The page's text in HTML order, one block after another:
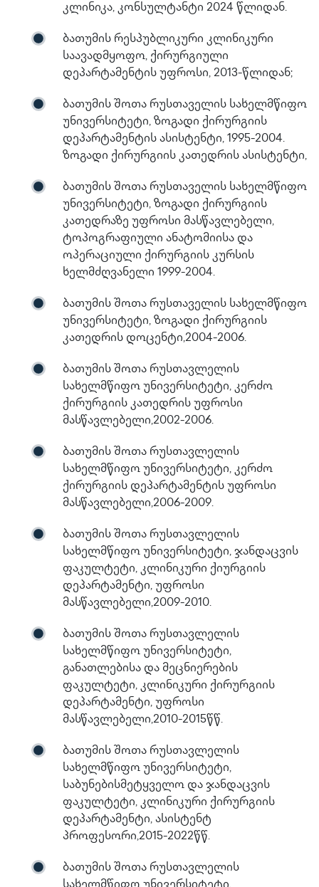
კლინიკა, კონსულტანტი 2024 წლიდან.
ბათუმის რესპუბლიკური კლინიკური
საავადმყოფო, ქირურგიული
დეპარტამენტის უფროსი, 2013-წლიდან;
ბათუმის შოთა რუსთაველის სახელმწიფო
უნივერსიტეტი, ზოგადი ქირურგიის
დეპარტამენტის ასისტენტი, 1995-2004.
ზოგადი ქირურგიის კათედრის ასისტენტი,
ბათუმის შოთა რუსთაველის სახელმწიფო
უნივერსიტეტი, ზოგადი ქირურგიის
კათედრაზე უფროსი მასწავლებელი,
ტოპოგრაფიული ანატომიისა და
ოპერაციული ქირურგიის კურსის
ხელმძღვანელი 1999-2004.
ბათუმის შოთა რუსთაველის სახელმწიფო
უნივერსიტეტი, ზოგადი ქირურგიის
კათედრის დოცენტი,2004-2006.
ბათუმის შოთა რუსთავლელის
სახელმწიფო უნივერსიტეტი, კერძო
ქირურგიის კათედრის უფროსი
მასწავლებელი,2002-2006.
ბათუმის შოთა რუსთავლელის
სახელმწიფო უნივერსიტეტი, კერძო
ქირურგიის დეპარტამენტის უფროსი
მასწავლებელი,2006-2009.
ბათუმის შოთა რუსთავლელის
სახელმწიფო უნივერსიტეტი, ჯანდაცვის
ფაკულტეტი, კლინიკური ქიურგიის
დეპარტამენტი, უფროსი
მასწავლებელი,2009-2010.
ბათუმის შოთა რუსთავლელის
სახელმწიფო უნივერსიტეტი,
განათლებისა და მეცნიერების
ფაკულტეტი, კლინიკური ქირურგიის
დეპარტამენტი, უფროსი
მასწავლებელი,2010-2015წწ.
ბათუმის შოთა რუსთავლელის
სახელმწიფო უნივერსიტეტი,
საბუნებისმეტყველო და ჯანდაცვის
ფაკულტეტი, კლინიკური ქირურგიის
დეპარტამენტი, ასისტენტ
პროფესორი,2015-2022წწ.
ბათუმის შოთა რუსთავლელის